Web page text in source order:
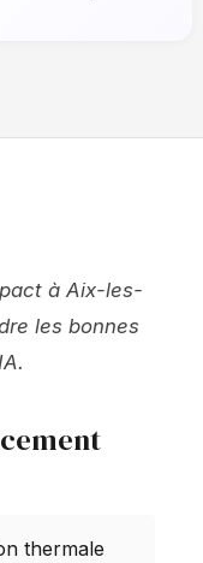
à Aix-les-
les bonnes
thermale